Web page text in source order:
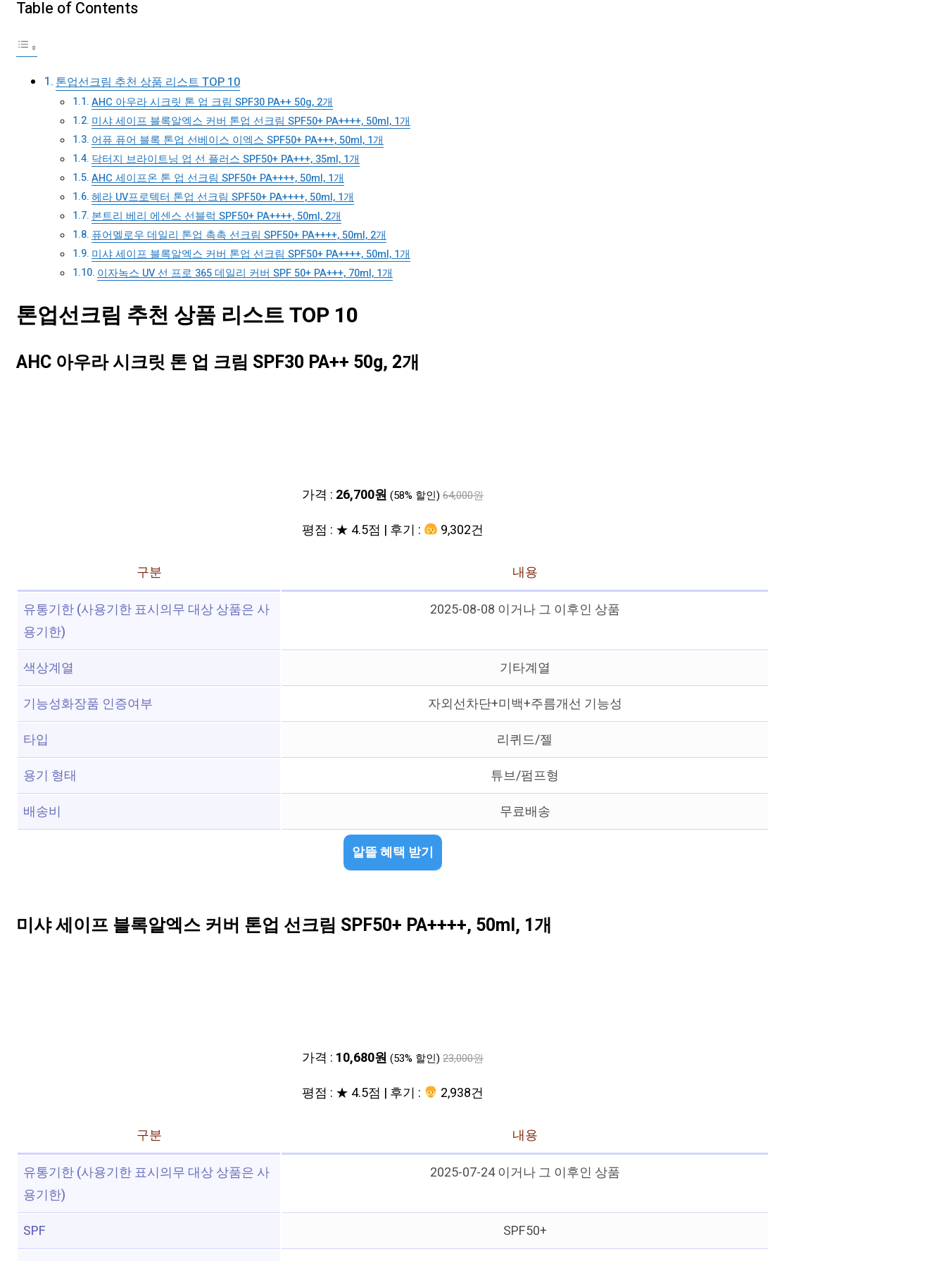
Table of Contents
톤업선크림 추천 상품 리스트 TOP 10
AHC 아우라 시크릿 톤 업 크림 SPF30 PA++ 50g, 2개
미샤 세이프 블록알엑스 커버 톤업 선크림 SPF50+ PA++++, 50ml, 1개
어퓨 퓨어 블록 톤업 선베이스 이엑스 SPF50+ PA+++, 50ml, 1개
닥터지 브라이트닝 업 선 플러스 SPF50+ PA+++, 35ml, 1개
AHC 세이프온 톤 업 선크림 SPF50+ PA++++, 50ml, 1개
헤라 UV프로텍터 톤업 선크림 SPF50+ PA++++, 50ml, 1개
본트리 베리 에센스 선블럭 SPF50+ PA++++, 50ml, 2개
퓨어멜로우 데일리 톤업 촉촉 선크림 SPF50+ PA++++, 50ml, 2개
미샤 세이프 블록알엑스 커버 톤업 선크림 SPF50+ PA++++, 50ml, 1개
이자녹스 UV 선 프로 365 데일리 커버 SPF 50+ PA+++, 70ml, 1개
톤업선크림 추천 상품 리스트 TOP 10
AHC 아우라 시크릿 톤 업 크림 SPF30 PA++ 50g, 2개
가격 : 26,700원 (58% 할인) 64,000원
평점 : ★ 4.5점 | 후기 : 9,302건
구분
내용
유통기한 (사용기한 표시의무 대상 상품은 사
용기한)
2025-08-08 이거나 그 이후인 상품
색상계열
기타계열
기능성화장품 인증여부
자외선차단+미백+주름개선 기능성
타입
리퀴드/젤
용기 형태
튜브/펌프형
배송비
무료배송
알뜰 혜택 받기
미샤 세이프 블록알엑스 커버 톤업 선크림 SPF50+ PA++++, 50ml, 1개
가격 : 10,680원 (53% 할인) 23,000원
평점 : ★ 4.5점 | 후기 : 2,938건
구분
내용
유통기한 (사용기한 표시의무 대상 상품은 사
용기한)
2025-07-24 이거나 그 이후인 상품
SPF
SPF50+